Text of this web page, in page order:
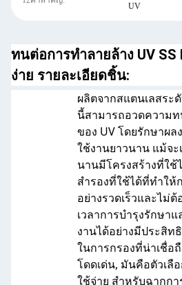
UV
ทนต่อการทําลายล้าง UV
ง่าย รายละเอียดชิ้น:
ผลิตจากสแตนเลสระ
นี้สามารถอวดความ
ของ UV โดยรักษาผ
ใช้งานยาวนาน แม้จ
นานมีโครงสร้างที่ใช้
สํารองที่ใช้ได้ที่ทําให้
อย่างรวดเร็วและไม่
เวลาการบํารุงรักษา
งานได้อย่างมีประสิท
ในการกรองที่น่าเชื่
โดดเด่น, มันคือตัวเ
ใช้จ่าย สําหรับฉากก